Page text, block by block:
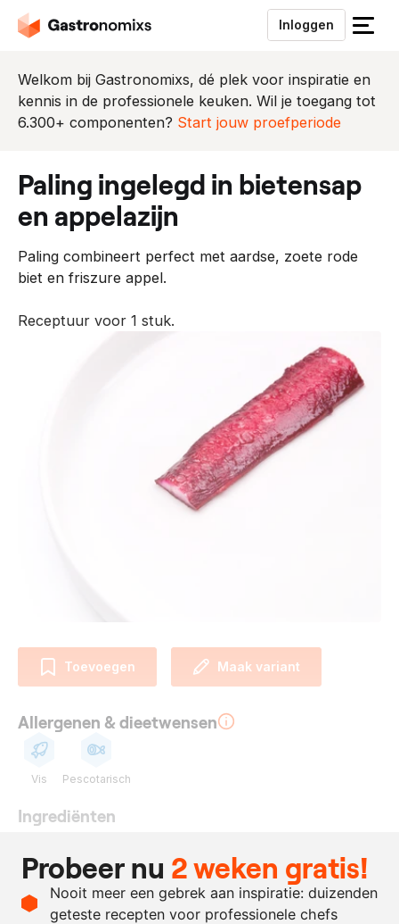
Inloggen
S
u
i
t
m
n
Welkom bij Gastronomixs, dé plek voor inspiratie en
kennis in de professionele keuken. Wil je toegang tot
6.300+ componenten? Start jouw proefperiode
paling ingelegd in bietensap
en appelazijn
Paling combineert perfect met aardse, zoete rode
biet en friszure appel.
Receptuur voor 1 stuk.
Toevoegen Maak variant
Allergenen & dieetwensen
Vis Pescotarisch
Ingrediënten
200
ml.
bietensap
50
ml.
appelazijn
Probeer nu 2 weken gratis!
Nooit meer een gebrek aan inspiratie: duizenden
geteste recepten voor professionele chefs